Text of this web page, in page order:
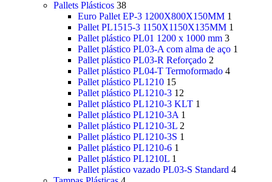
Pallets Plásticos 38
Euro Pallet EP-3 1200X800X150MM 1
Pallet PL1515-3 1150X1150X135MM 1
Pallet plástico PL01 1200 x 1000 mm 3
Pallet plástico PL03-A com alma de aço 1
Pallet plástico PL03-R Reforçado 2
Pallet plástico PL04-T Termoformado 4
Pallet plástico PL1210 15
Pallet plástico PL1210-3 12
Pallet plástico PL1210-3 KLT 1
Pallet plástico PL1210-3A 1
Pallet plástico PL1210-3L 2
Pallet plástico PL1210-3S 1
Pallet plástico PL1210-6 1
Pallet plástico PL1210L 1
Pallet plástico vazado PL03-S Standard 4